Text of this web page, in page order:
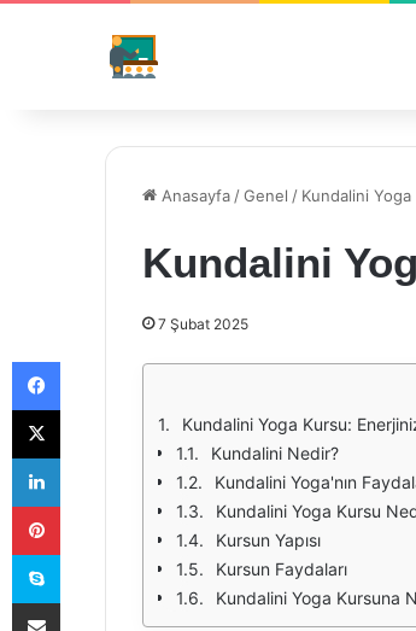
Anasayfa /Genel / Kundalini
Kundalini
7 Şubat 2025
Kundalini Yoga Kursu:
Kundalini Nedir?
Kundalini Yoga'nın
Kundalini Yoga Kursu
Kursun Yapısı
Kursun Faydaları
Kundalini Yoga Kursuna
Facebook
X
LinkedIn
Pinterest
Skype
E-Posta ile paylaş